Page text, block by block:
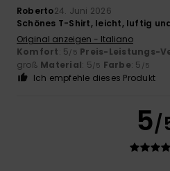
Roberto24. Juni 2026
Schönes T-Shirt, leicht, luftig
Original anzeigen - Italiano
Komfort: 5/5 Preis-Leistungs-
groß Material: 5/5 Farbe: 5 /5
Ich empfehle dieses Produkt
5/